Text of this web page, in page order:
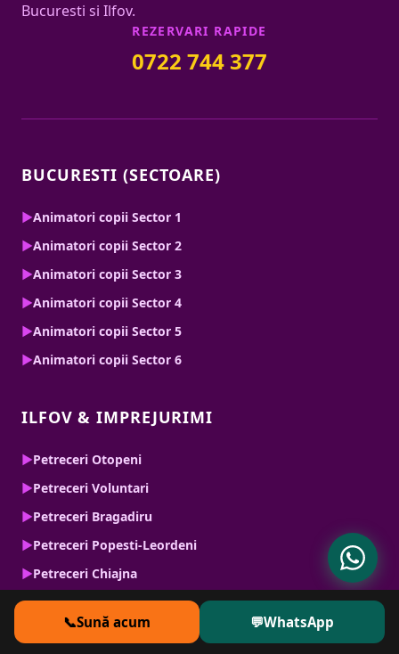
Bucuresti si Ilfov.
REZERVARI RAPIDE
0722 744 377
BUCURESTI (SECTOARE)
▶Animatori copii Sector 1
▶Animatori copii Sector 2
▶Animatori copii Sector 3
▶Animatori copii Sector 4
▶Animatori copii Sector 5
▶Animatori copii Sector 6
ILFOV & IMPREJURIMI
▶Petreceri Otopeni
▶Petreceri Voluntari
▶Petreceri Bragadiru
▶Petreceri Popesti-Leordeni
▶Petreceri Chiajna
SERVICII SPECIALE
📞Sună acum 💬WhatsApp